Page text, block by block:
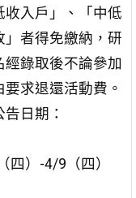
入戶」、「中低
」者得免繳納，研
錄取後不論參加
求退還活動費。
日期：
四）-4/9（四）